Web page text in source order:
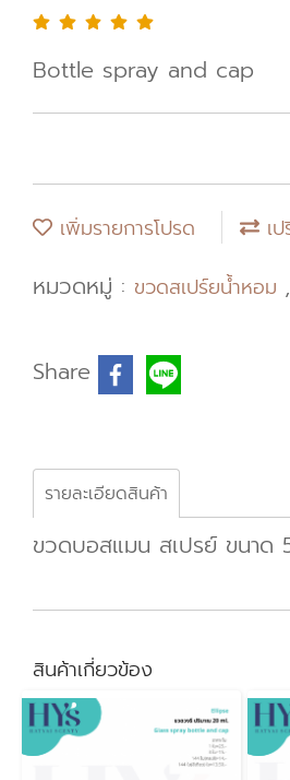
Bottle spray and cap
เพิ่มรายการโปรด เ
หมวดหมู่ : ขวดสเปร์ยน้ำหอม ,
Share
รายละเอียดสินค้า
ขวดบอสแมน สเปรย์ ขนาด
สินค้าเกี่ยวข้อง